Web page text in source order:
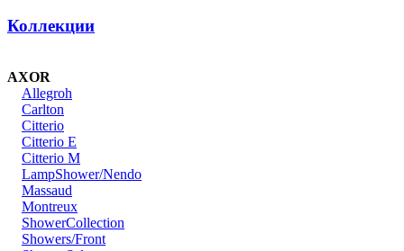
Коллекции
AXOR
Allegroh
Carlton
Citterio
Citterio E
Citterio M
LampShower/Nendo
Massaud
Montreux
ShowerCollection
Showers/Front